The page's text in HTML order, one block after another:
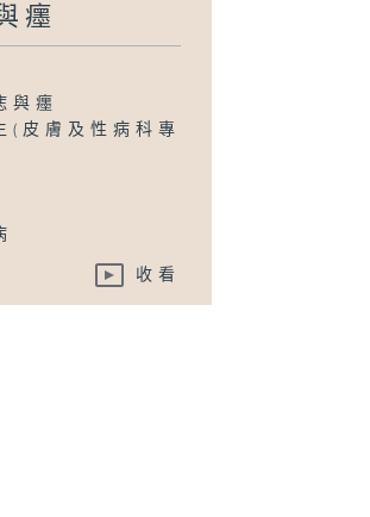
癦
與癦
(皮膚及性病科專
收看